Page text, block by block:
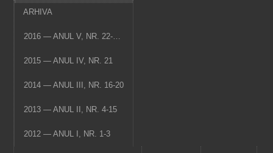
ARHIVA
2016 — ANUL V, NR. 22-…
2015 — ANUL IV, NR. 21
2014 — ANUL III, NR. 16-20
2013 — ANUL II, NR. 4-15
2012 — ANUL I, NR. 1-3